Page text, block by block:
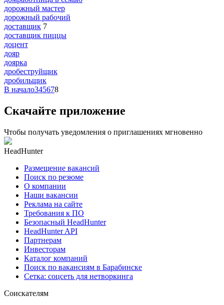
дорожный мастер
дорожный рабочий
доставщик 7
доставщик пиццы
доцент
дояр
доярка
дробеструйщик
дробильщик
В начало345678
Скачайте приложение
Чтобы получать уведомления о приглашениях мгновенно
HeadHunter
Размещение вакансий
Поиск по резюме
О компании
Наши вакансии
Реклама на сайте
Требования к ПО
Безопасный HeadHunter
HeadHunter API
Партнерам
Инвесторам
Каталог компаний
Поиск по вакансиям в Барабинске
Сетка: соцсеть для нетворкинга
Соискателям